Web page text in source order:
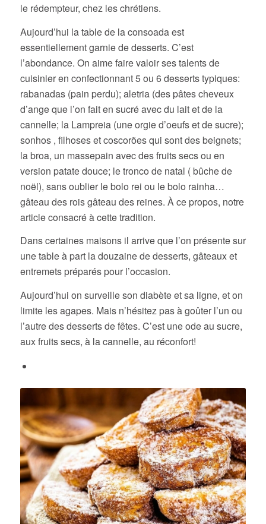
le rédempteur, chez les chrétiens.
Aujourd’hui la table de la consoada est
essentiellement garnie de desserts. C’est
l’abondance. On aime faire valoir ses talents de
cuisinier en confectionnant 5 ou 6 desserts typiques:
rabanadas (pain perdu); aletria (des pâtes cheveux
d’ange que l’on fait en sucré avec du lait et de la
cannelle; la Lampreia (une orgie d’oeufs et de sucre);
sonhos , filhoses et coscorões qui sont des beignets;
la broa, un massepain avec des fruits secs ou en
version patate douce; le tronco de natal ( bûche de
noël), sans oublier le bolo rei ou le bolo rainha…
gâteau des rois gâteau des reines. À ce propos, notre
article consacré à cette tradition.
Dans certaines maisons il arrive que l’on présente sur
une table à part la douzaine de desserts, gâteaux et
entremets préparés pour l’occasion.
Aujourd’hui on surveille son diabète et sa ligne, et on
limite les agapes. Mais n’hésitez pas à goûter l’un ou
l’autre des desserts de fêtes. C’est une ode au sucre,
aux fruits secs, à la cannelle, au réconfort!